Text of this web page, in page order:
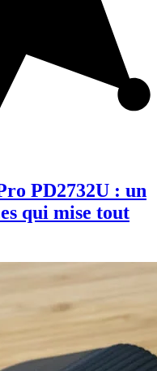
PD2732U : un
qui mise tout